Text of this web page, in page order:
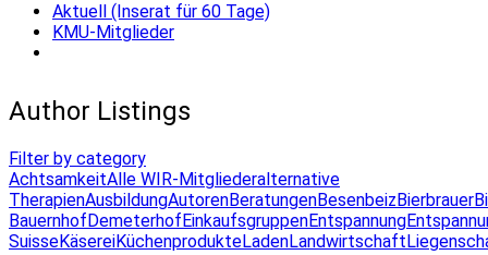
Aktuell (Inserat für 60 Tage)
KMU-Mitglieder
Author Listings
Filter by category
AchtsamkeitAlle WIR-Mitgliederalternative
TherapienAusbildungAutorenBeratungenBesenbeizBierbrauer
BauernhofDemeterhofEinkaufsgruppenEntspannung
SuisseKäsereiKüchenprodukteLadenLandwirtschaft